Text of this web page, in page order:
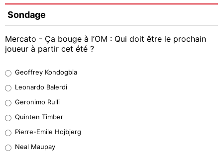
Sondage
Mercato - Ça bouge à l’OM : Qui doit être le prochain
joueur à partir cet été ?
38%
32%
5%
Geoffrey Kondogbia
Leonardo Balerdi
Geronimo Rulli
Quinten Timber
Pierre-Emile Hojbjerg
Neal Maupay